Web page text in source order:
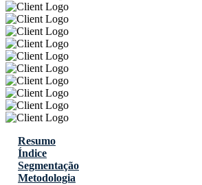
Resumo
Índice
Segmentação
Metodologia